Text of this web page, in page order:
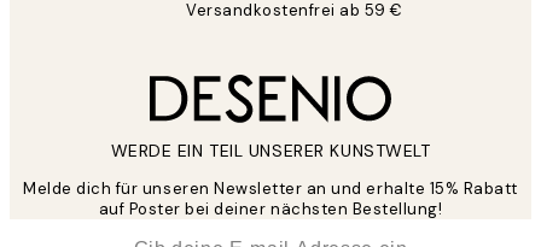
Versandkostenfrei ab 59 €
WERDE EIN TEIL UNSERER KUNSTWELT
Melde dich für unseren Newsletter an und erhalte 15% Rabatt
auf Poster bei deiner nächsten Bestellung!